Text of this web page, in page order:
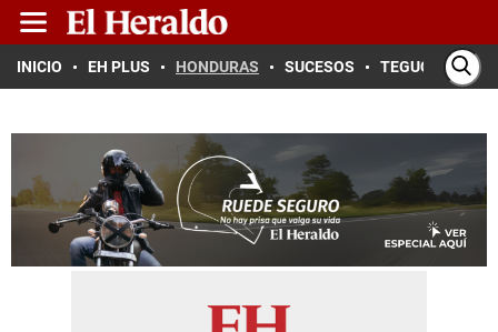
INICIO EH PLUS HONDURAS SUCESOS TEGUCIGALPA